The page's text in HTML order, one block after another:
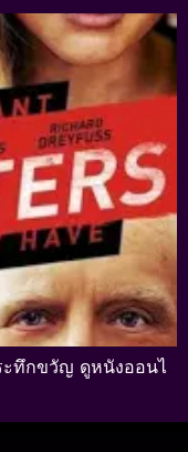
ะทึกขวัญ ดูหนังออนไ